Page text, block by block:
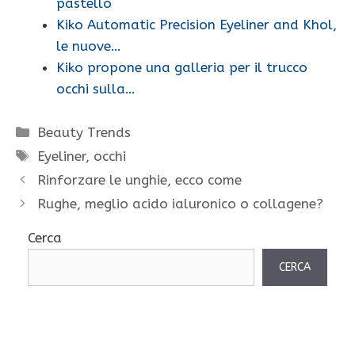
pastello
Kiko Automatic Precision Eyeliner and Khol,
le nuove…
Kiko propone una galleria per il trucco
occhi sulla…
Categorie
Beauty Trends
Tag
Eyeliner, occhi
Rinforzare le unghie, ecco come
Rughe, meglio acido ialuronico o collagene?
Cerca
CERCA